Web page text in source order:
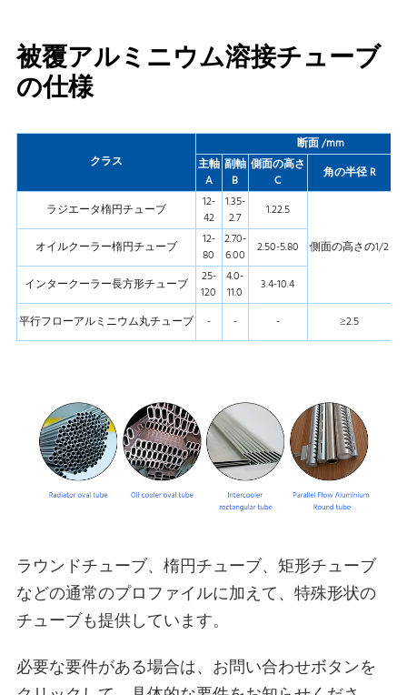
被覆アルミニウム溶接チューブ
の仕様
クラス
断面 /mm
主軸
A
副軸
B
側面の高さ
C
角の半径 R
ラジエータ楕円チューブ
12-
42
1.35-
2.7
1.22.5
側面の高さの1/2
オイルクーラー楕円チューブ
12-
80
2.70-
6.00
2.50-5.80
インタークーラー長方形チューブ
25-
120
4.0-
11.0
3.4-10.4
平行フローアルミニウム丸チューブ - - - ≥2.5
ラウンドチューブ、楕円チューブ、矩形チューブ
などの通常のプロファイルに加えて、特殊形状の
チューブも提供しています。
必要な要件がある場合は、お問い合わせボタンを